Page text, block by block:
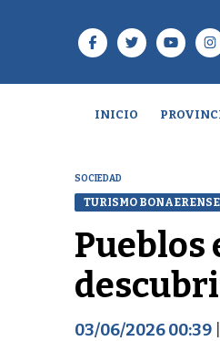
INICIO
SOCIEDAD
TURISMO BONAERENSE
Pueblos
03/06/2026 00:39